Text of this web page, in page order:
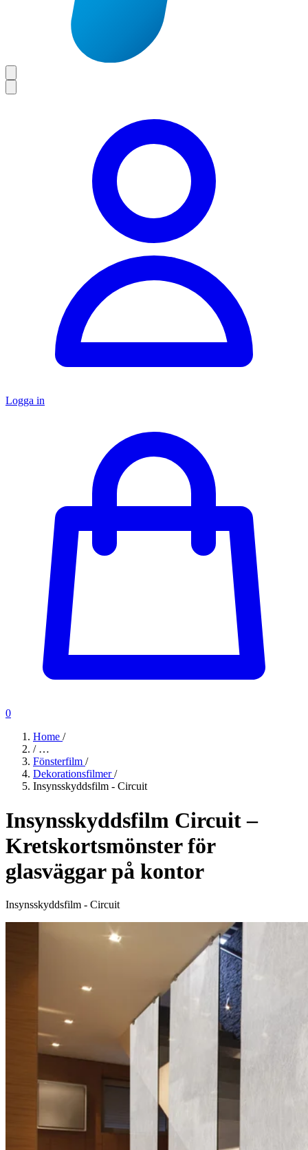
Logga in
0
Home /
/ …
Fönsterfilm /
Dekorationsfilmer/
Insynsskyddsfilm - Circuit
Insynsskyddsfilm Circuit –
Kretskortsmönster för
glasväggar på kontor
Insynsskyddsfilm - Circuit